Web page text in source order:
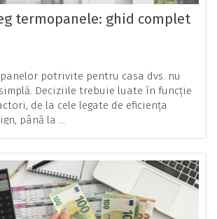
termopanele: ghid complet
potrivite pentru casa dvs. nu
Deciziile trebuie luate în funcție
de la cele legate de eficiența
până la ...